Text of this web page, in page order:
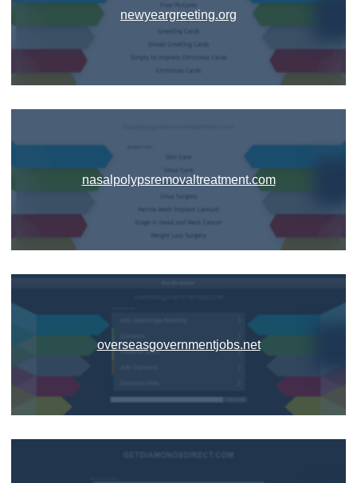
newyeargreeting.org
nasalpolypsremovaltreatment.com
overseasgovernmentjobs.net